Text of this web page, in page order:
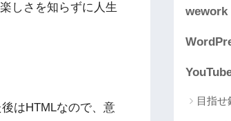
しさを知らずに人生
はHTMLなので、意
wework
目指せ